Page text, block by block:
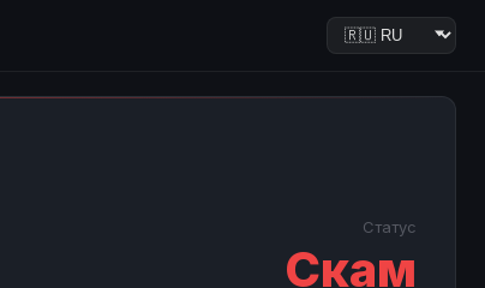
Статус
Скам